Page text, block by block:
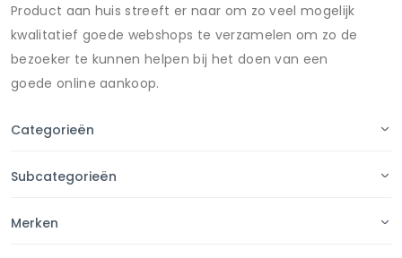
Product aan huis streeft er naar om zo veel mogelijk
kwalitatief goede webshops te verzamelen om zo de
bezoeker te kunnen helpen bij het doen van een
goede online aankoop.
Categorieën
Subcategorieën
Merken